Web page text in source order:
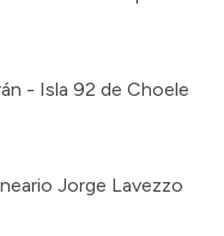
- Isla 92 de Choele
Jorge Lavezzo